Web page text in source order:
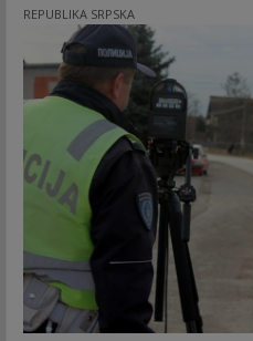
REPUBLIKA SRPSKA